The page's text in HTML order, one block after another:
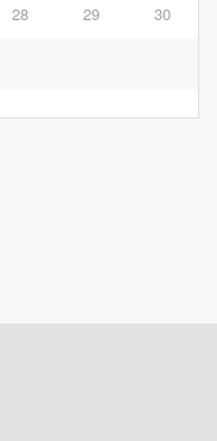
28 29 30